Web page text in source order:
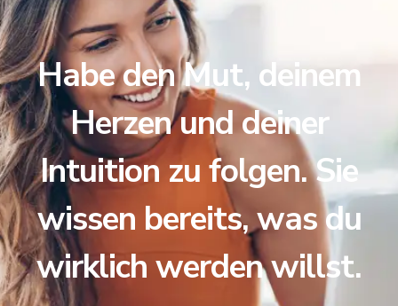
Habe den Mut, deinem
Herzen und deiner
Intuition zu folgen. Sie
wissen bereits, was du
wirklich werden willst.